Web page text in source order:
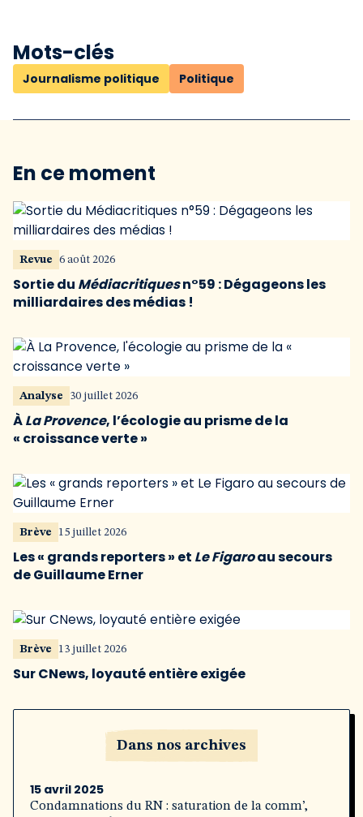
Mots-clés
Journalisme politique Politique
En ce moment
Revue 6 août 2026
Sortie du Médiacritiquesn°59 : Dégageons les
milliardaires des médias !
Analyse 30 juillet 2026
ÀLa Provence, l’écologie au prisme de la
« croissance verte »
Brève 15 juillet 2026
Les « grands reporters » et Le Figaroau secours
de Guillaume Erner
Brève 13 juillet 2026
Sur CNews, loyauté entière exigée
Dans nos archives
15 avril 2025
Condamnations du RN : saturation de la comm’,